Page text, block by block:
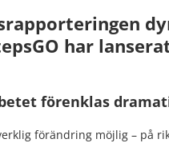
har
förenklas
förändring möjlig – på